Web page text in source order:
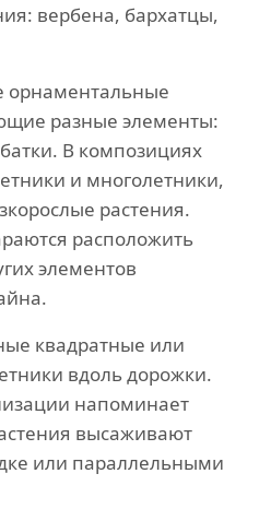
вербена, бархатцы,
орнаментальные
разные элементы:
В композициях
и многолетники,
растения.
расположить
элементов
квадратные или
вдоль дорожки.
напоминает
высаживают
или параллельными